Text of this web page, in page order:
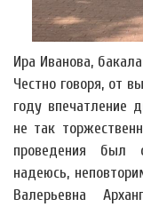
Ира Иванова,
Честно говоря, от
году впечатление
не так
проведения был
надеюсь,
Валерьевна